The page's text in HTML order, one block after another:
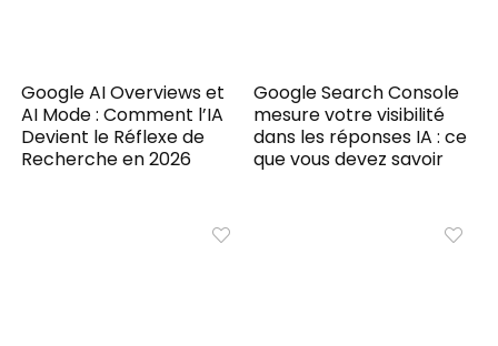
Google AI Overviews et
AI Mode : Comment l’IA
Devient le Réflexe de
Recherche en 2026
Google Search Console
mesure votre visibilité
dans les réponses IA : ce
que vous devez savoir